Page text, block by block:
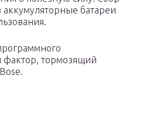
батареи
тормозящий